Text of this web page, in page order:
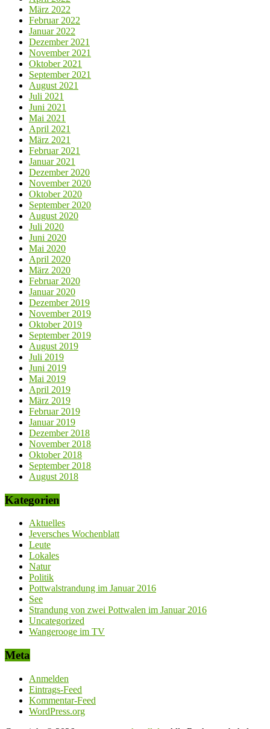
März 2022
Februar 2022
Januar 2022
Dezember 2021
November 2021
Oktober 2021
September 2021
August 2021
Juli 2021
Juni 2021
Mai 2021
April 2021
März 2021
Februar 2021
Januar 2021
Dezember 2020
November 2020
Oktober 2020
September 2020
August 2020
Juli 2020
Juni 2020
Mai 2020
April 2020
März 2020
Februar 2020
Januar 2020
Dezember 2019
November 2019
Oktober 2019
September 2019
August 2019
Juli 2019
Juni 2019
Mai 2019
April 2019
März 2019
Februar 2019
Januar 2019
Dezember 2018
November 2018
Oktober 2018
September 2018
August 2018
Kategorien
Aktuelles
Jeversches Wochenblatt
Leute
Lokales
Natur
Politik
Pottwalstrandung im Januar 2016
See
Strandung von zwei Pottwalen im Januar 2016
Uncategorized
Wangerooge im TV
Meta
Anmelden
Eintrags-Feed
Kommentar-Feed
WordPress.org